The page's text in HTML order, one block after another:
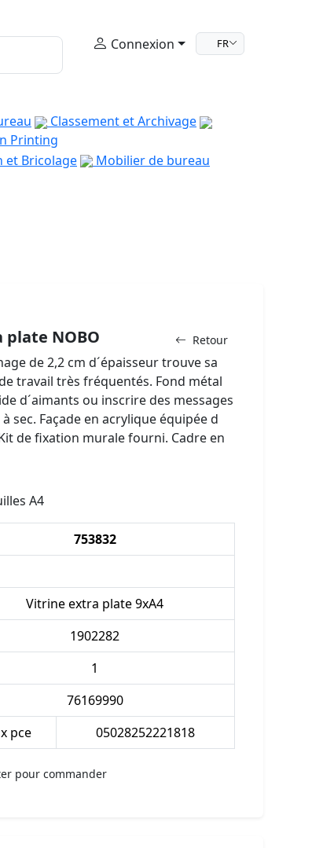
Connexion FR
Classement et Archivage
Printing
et Bricolage
Mobilier de bureau
Retour
NOBO
de 2,2 cm d´épaisseur trouve sa
travail très fréquentés. Fond métal
d´aimants ou inscrire des messages
sec. Façade en acrylique équipée d
de fixation murale fourni. Cadre en
A4
753832
Vitrine extra plate 9xA4
1902282
1
76169990
pce 05028252221818
pour commander